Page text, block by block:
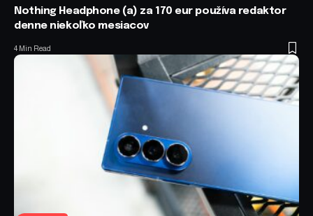
Nothing Headphone (a) za 170 eur používa redaktor
denne niekoľko mesiacov
4 Min Read